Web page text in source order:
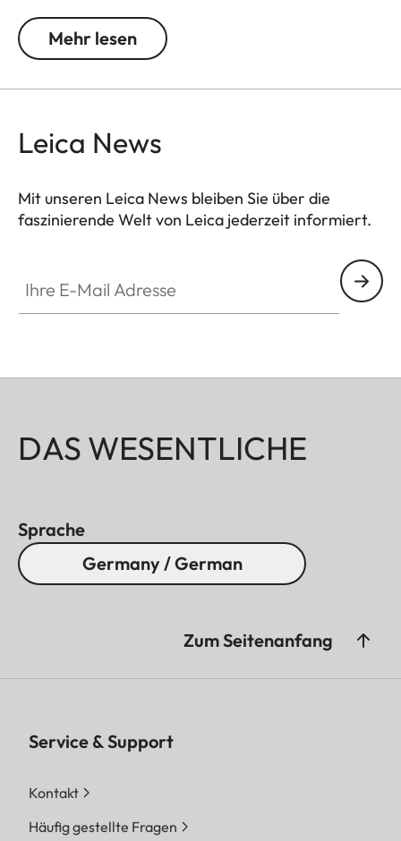
Um den Leicavit M zu benutzen, klappen Sie den
Aufzugshebel aus, ziehen ihn bis zum Anschlag,
MP, M6, M7, M6 TTL, M4-P und M4-2.
Mehr lesen
Leica News
Mit unseren Leica News bleiben Sie über die
faszinierende Welt von Leica jederzeit informiert.
DAS WESENTLICHE
Sprache
Germany / German
Zum Seitenanfang
Service & Support
Kontakt
Häufig gestellte Fragen